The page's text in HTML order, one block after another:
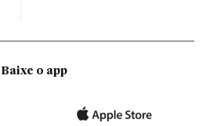
Baixe o app